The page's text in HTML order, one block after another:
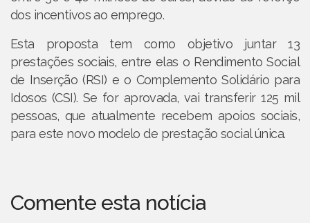
dos incentivos ao emprego.
Esta proposta tem como objetivo juntar 13
prestações sociais, entre elas o Rendimento Social
de Inserção (RSI) e o Complemento Solidário para
Idosos (CSI). Se for aprovada, vai transferir 125 mil
pessoas, que atualmente recebem apoios sociais,
para este novo modelo de prestação social única.
Comente esta notícia